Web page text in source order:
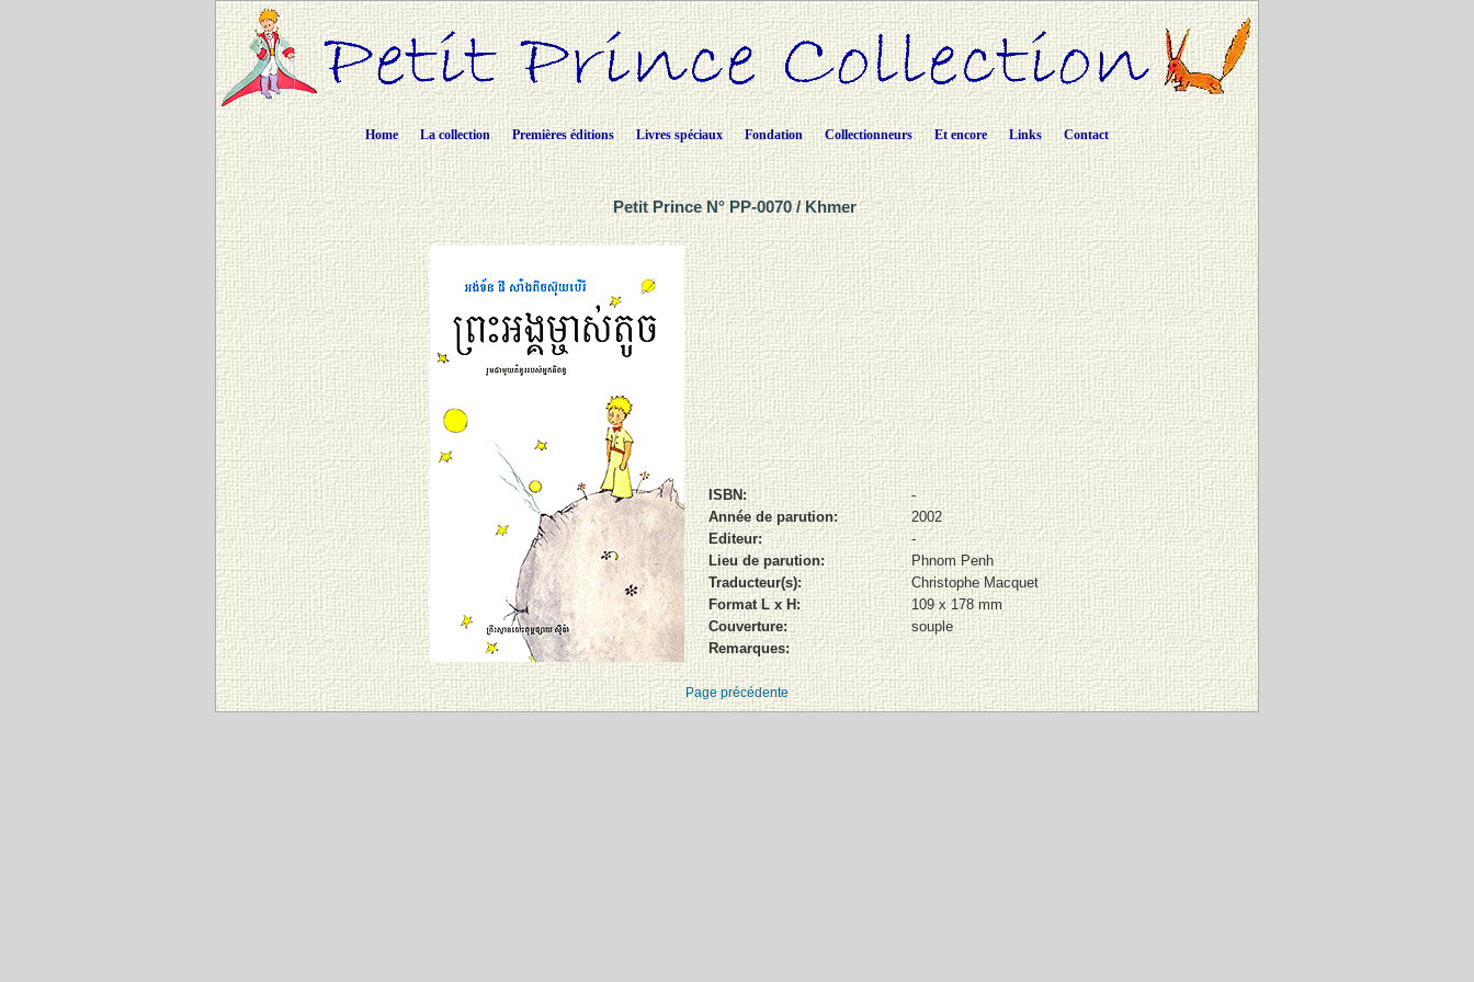
Home La collection Premières éditions Livres spéciaux Fondation Collectionneurs Et encore Links Contact
Petit Prince N° PP-0070 / Khmer
ISBN:
-
Année de parution:
2002
Editeur:
-
Lieu de parution:
Phnom Penh
Traducteur(s):
Christophe Macquet
Format L x H:
109 x 178 mm
Couverture:
souple
Remarques:
Page précédente